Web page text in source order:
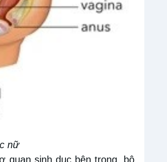
nữ
quan sinh dục bên trong, bộ